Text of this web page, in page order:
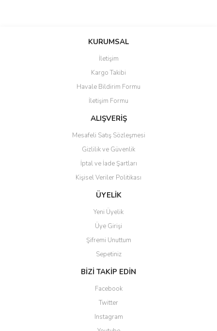
Bu ürüne ilk yorumu siz yapın!
Ürün resmi kalitesiz, bozuk veya görüntülenemiyor.
Ürün açıklamasında eksik bilgiler bulunuyor.
Ürün bilgilerinde hatalar bulunuyor.
Ürün fiyatı diğer sitelerden daha pahalı.
Gönder
KURUMSAL
İletişim
Kargo Takibi
Havale Bildirim Formu
İletişim Formu
ALIŞVERİŞ
Mesafeli Satış Sözleşmesi
Gizlilik ve Güvenlik
İptal ve İade Şartları
Kişisel Veriler Politikası
ÜYELİK
Yeni Üyelik
Üye Girişi
Şifremi Unuttum
Sepetiniz
BİZİ TAKİP EDİN
Facebook
Twitter
Instagram